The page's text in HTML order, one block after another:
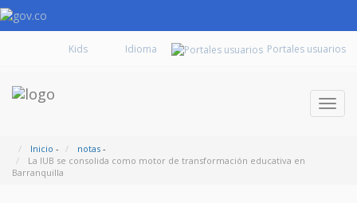
Kids Portales usuarios
Inicio - notas -
La IUB se consolida como motor de transformación educativa en
Barranquilla